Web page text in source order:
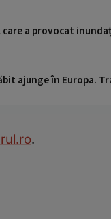
care a provocat
ajunge în Europa.
.